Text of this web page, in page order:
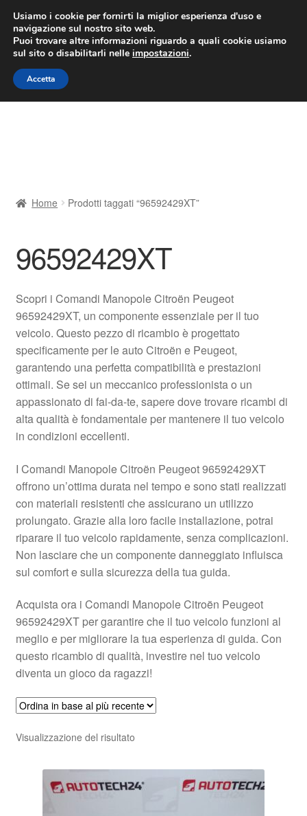
CONSEGNA da 7 EUR
Lun-Ven 9:00 - 16:00/800 580 290
Vai
alla
navigazione
Vai
al
contenuto
Contatto
Il mio account
Pagamenti
Politica sulla riservatezza
Procedura di Reclamo
Registratore di cassa
Rimostranza
Spedizione in tutto il mondo
Termini e condizioni
Home Prodotti taggati “96592429XT”
96592429XT
Scopri i Comandi Manopole Citroën Peugeot
96592429XT, un componente essenziale per il tuo
veicolo. Questo pezzo di ricambio è progettato
specificamente per le auto Citroën e Peugeot,
garantendo una perfetta compatibilità e prestazioni
ottimali. Se sei un meccanico professionista o un
appassionato di fai-da-te, sapere dove trovare ricambi di
alta qualità è fondamentale per mantenere il tuo veicolo
in condizioni eccellenti.
I Comandi Manopole Citroën Peugeot 96592429XT
offrono un’ottima durata nel tempo e sono stati realizzati
con materiali resistenti che assicurano un utilizzo
prolungato. Grazie alla loro facile installazione, potrai
riparare il tuo veicolo rapidamente, senza complicazioni.
Non lasciare che un componente danneggiato influisca
sul comfort e sulla sicurezza della tua guida.
Acquista ora i Comandi Manopole Citroën Peugeot
96592429XT per garantire che il tuo veicolo funzioni al
meglio e per migliorare la tua esperienza di guida. Con
questo ricambio di qualità, investire nel tuo veicolo
diventa un gioco da ragazzi!
Visualizzazione del risultato
Usiamo i cookie per fornirti la miglior esperienza d'uso e
navigazione sul nostro sito web.
Puoi trovare altre informazioni riguardo a quali cookie usiamo
sul sito o disabilitarli nelle impostazioni.
Accetta